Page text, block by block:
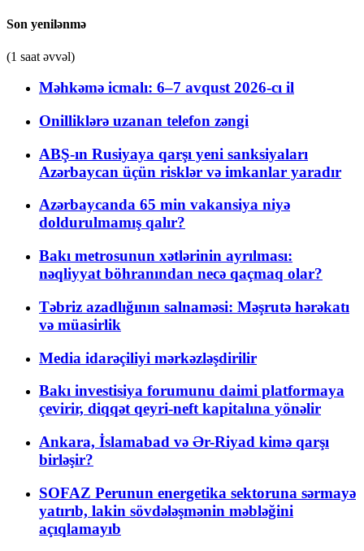
Son yenilənmə
(1 saat əvvəl)
Məhkəmə icmalı: 6–7 avqust 2026-cı il
Onilliklərə uzanan telefon zəngi
ABŞ-ın Rusiyaya qarşı yeni sanksiyaları
Azərbaycan üçün risklər və imkanlar yaradır
Azərbaycanda 65 min vakansiya niyə
doldurulmamış qalır?
Bakı metrosunun xətlərinin ayrılması:
nəqliyyat böhranından necə qaçmaq olar?
Təbriz azadlığının salnaməsi: Məşrutə hərəkatı
və müasirlik
Media idarəçiliyi mərkəzləşdirilir
Bakı investisiya forumunu daimi platformaya
çevirir, diqqət qeyri-neft kapitalına yönəlir
Ankara, İslamabad və Ər-Riyad kimə qarşı
birləşir?
SOFAZ Perunun energetika sektoruna sərmayə
yatırıb, lakin sövdələşmənin məbləğini
açıqlamayıb